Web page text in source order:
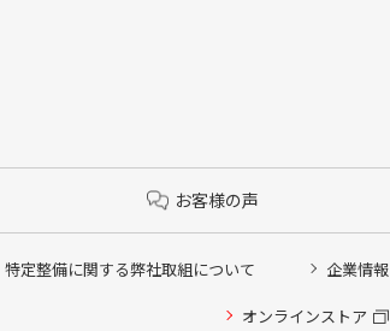
お客様の声
特定整備に関する弊社取組について 企業情報
オンラインストア